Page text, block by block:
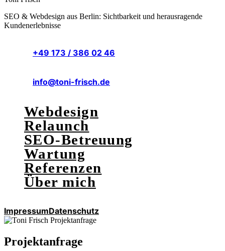
SEO & Webdesign aus Berlin: Sichtbarkeit und herausragende
Kundenerlebnisse
+49 173 / 386 02 46
info@toni-frisch.de
Webdesign
Relaunch
SEO-Betreuung
Wartung
Referenzen
Über mich
ImpressumDatenschutz
Projektanfrage